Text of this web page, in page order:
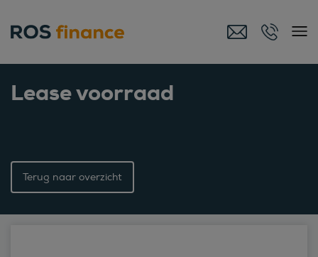
Lease voorraad
Terug naar overzicht